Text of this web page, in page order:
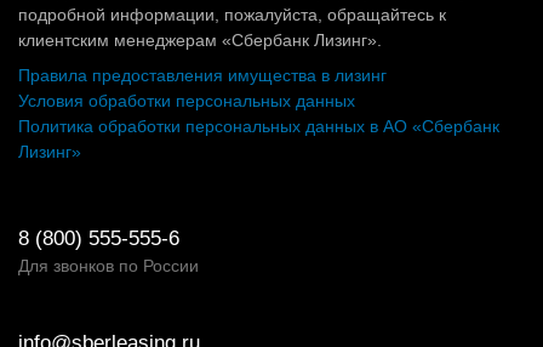
подробной информации, пожалуйста, обращайтесь к
клиентским менеджерам «Сбербанк Лизинг».
Правила предоставления имущества в лизинг
Условия обработки персональных данных
Политика обработки персональных данных в АО «Сбербанк
Лизинг»
8 (800) 555-555-6
Для звонков по России